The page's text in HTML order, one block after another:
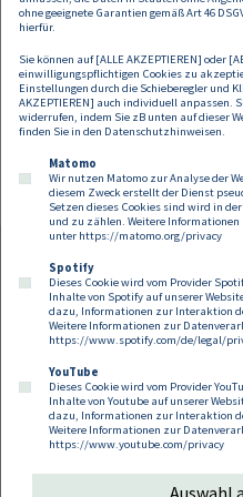
Frauenförderung in den
erstmals im Vorfeld des
präsentiert. Mit "equalitA" soll ein
gesetzt und gezeigt werden,
gesamtgesellschaftlichen Erfolg
unterLink.
Kontakt Datenschutz
Compliance
Cookies
ohne geeignete Garantien gemäß Art 46
hierfür.
Sie können auf [ALLE AKZEPTIEREN] oder
einwilligungspflichtigen Cookies zu
Einstellungen durch die Schieberegler und
AKZEPTIEREN] auch individuell anpassen.
widerrufen, indem Sie zB unten auf dieser
finden Sie in den Datenschutzhinweisen.
Matomo
Wir nutzen Matomo zur Analyse der
diesem Zweck erstellt der Dienst
Setzen dieses Cookies sind wird in
und zu zählen. Weitere
unter https://matomo.org/privacy
Spotify
Dieses Cookie wird vom Provider
Inhalte von Spotify auf unserer
dazu, Informationen zur Interaktion
Weitere Informationen zur
https://www.spotify.com/de/legal/
YouTube
Dieses Cookie wird vom Provider
Inhalte von Youtube auf unserer
dazu, Informationen zur Interaktion
Weitere Informationen zur
https://www.youtube.com/privacy
Auswahl
Follow us on: